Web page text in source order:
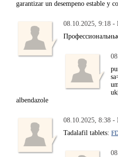
garantizar un desempeno estable y
08.10.2025, 9:18 -
albendazole
08.10.2025, 8:38 -
Tadalafil tablets: